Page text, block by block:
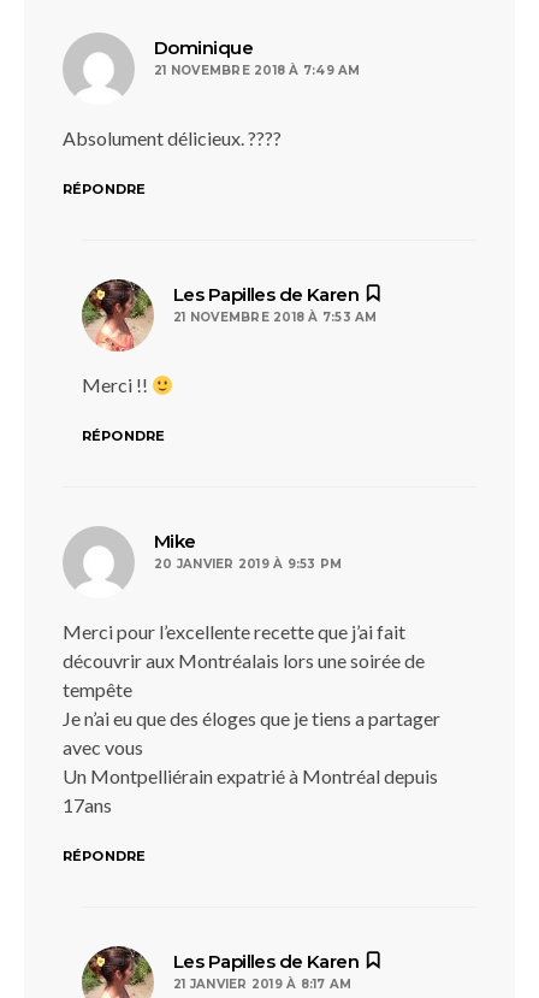
Dominiquedit :
21 NOVEMBRE 2018 À 7:49 AM
Absolument délicieux. ????
RÉPONDRE
Les Papilles de Karen
21 NOVEMBRE 2018 À 7:53 AM
Merci !!
RÉPONDRE
Mike
20 JANVIER 2019 À 9:53 PM
Merci pour l’excellente recette que j’ai fait
découvrir aux Montréalais lors une soirée de
tempête
Je n’ai eu que des éloges que je tiens a partager
avec vous
Un Montpelliérain expatrié à Montréal depuis
17ans
RÉPONDRE
Les Papilles de Karen
21 JANVIER 2019 À 8:17 AM